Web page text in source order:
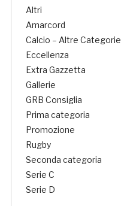
Altri
Amarcord
Calcio – Altre Categorie
Eccellenza
Extra Gazzetta
Gallerie
GRB Consiglia
Prima categoria
Promozione
Rugby
Seconda categoria
Serie C
Serie D